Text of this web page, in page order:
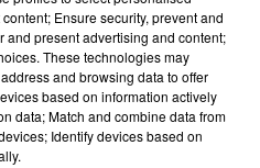
lié à sa fausse
ses conditions de travail.
porté des charges lourdes
son tapis de caisse.
Ensure security, prevent and
and present advertising and content;
These technologies may
and browsing data to offer
based on information actively
data; Match and combine data from
Identify devices based on